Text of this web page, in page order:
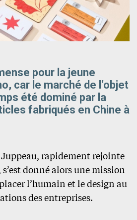
pour la jeune
car le marché de l’objet
été dominé par la
fabriqués en Chine à
rapidement rejointe
donné alors une mission
l’humain et le design au
des entreprises.